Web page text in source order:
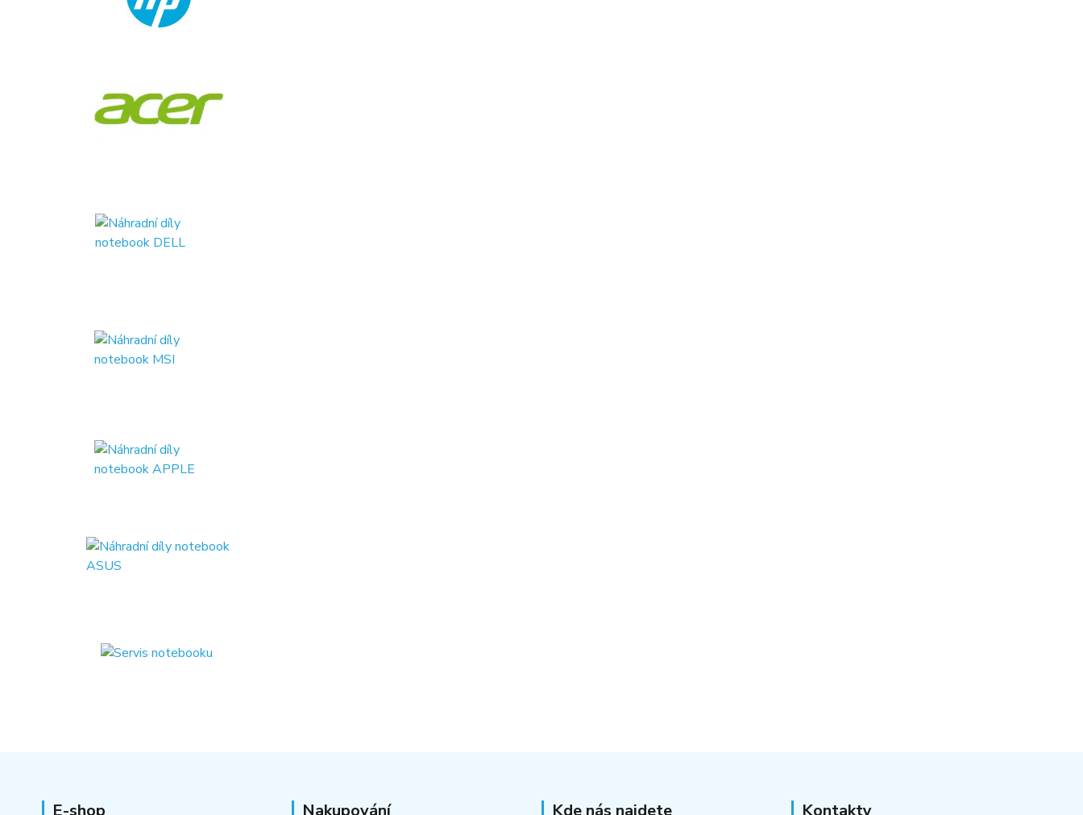
E-shop Nakupování Kde nás najdete Kontakty